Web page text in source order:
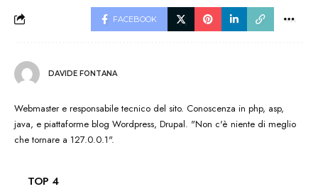
FACEBOOK
DAVIDE FONTANA
Webmaster e responsabile tecnico del sito. Conoscenza in php, asp,
java, e piattaforme blog Wordpress, Drupal. "Non c'è niente di meglio
che tornare a 127.0.0.1".
TOP 4